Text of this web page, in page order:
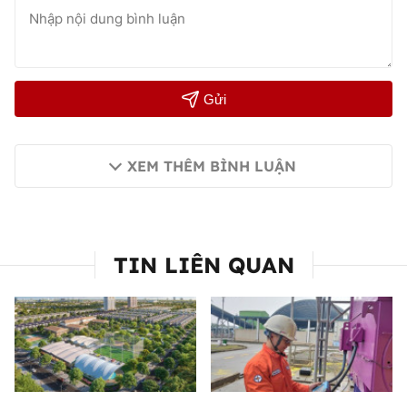
Gửi
XEM THÊM BÌNH LUẬN
TIN LIÊN QUAN